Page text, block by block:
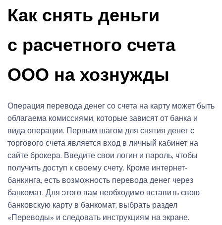
Как снять деньги
с расчетного счета
ООО на хознужды
Операция перевода денег со счета на карту может быть
облагаема комиссиями, которые зависят от банка и
вида операции. Первым шагом для снятия денег с
торгового счета является вход в личный кабинет на
сайте брокера. Введите свои логин и пароль, чтобы
получить доступ к своему счету. Кроме интернет-
банкинга, есть возможность перевода денег через
банкомат. Для этого вам необходимо вставить свою
банковскую карту в банкомат, выбрать раздел
«Переводы» и следовать инструкциям на экране.